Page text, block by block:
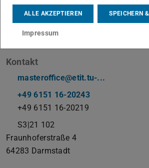
Arbeitsgebiet(e)
Information and Communication
Kontakt
masteroffice@etit.tu-...
+49 6151 16-20243
+49 6151 16-20219
S3|21 102
Fraunhoferstraße 4
64283 Darmstadt
ALLE AKZEPTIEREN SPEICHERN
Impressum